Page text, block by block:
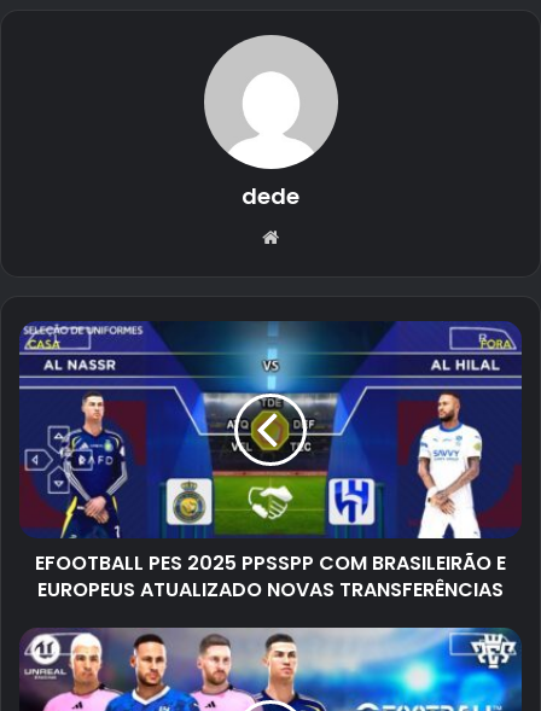
dede
Website
EFOOTBALL PES 2025 PPSSPP COM BRASILEIRÃO E
EUROPEUS ATUALIZADO NOVAS TRANSFERÊNCIAS